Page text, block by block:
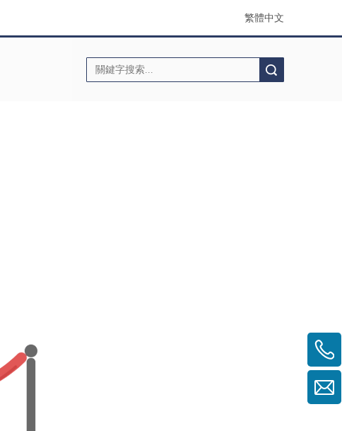
繁體中文